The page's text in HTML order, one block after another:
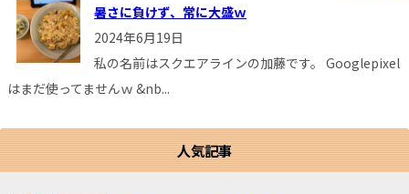
暑さに負けず、常に大盛ｗ
2024年6月19日
私の名前はスクエアラインの加藤です。 Googlepixel
はまだ使ってませんｗ &nb...
人気記事